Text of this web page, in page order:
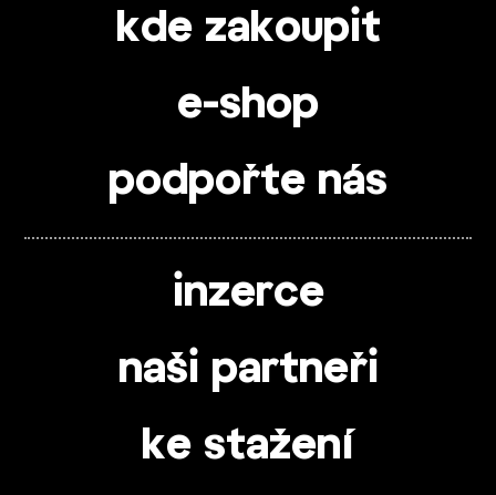
kde zakoupit
e-shop
podpořte nás
inzerce
naši partneři
ke stažení